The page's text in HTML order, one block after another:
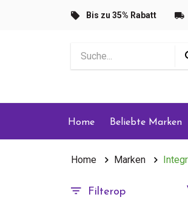
Bis zu 35% Rabatt
Home Beliebte Marken
Home Marken
Filterop